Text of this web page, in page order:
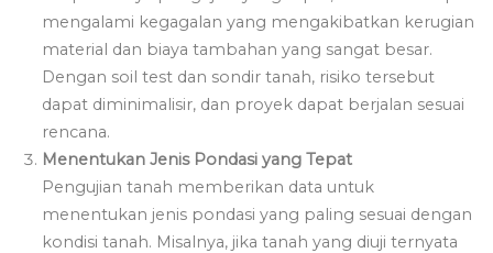
mengalami kegagalan yang mengakibatkan kerugian
material dan biaya tambahan yang sangat besar.
Dengan soil test dan sondir tanah, risiko tersebut
dapat diminimalisir, dan proyek dapat berjalan sesuai
rencana.
Menentukan Jenis Pondasi yang Tepat
Pengujian tanah memberikan data untuk
menentukan jenis pondasi yang paling sesuai dengan
kondisi tanah. Misalnya, jika tanah yang diuji ternyata